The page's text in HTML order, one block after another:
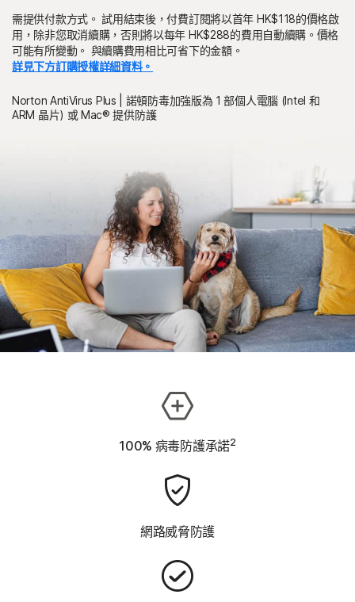
需提供付款方式。 試用結束後，付費訂閱將以首年 HK$118的價格啟
用，除非您取消續購，否則將以每年 HK$288的費用自動續購。價格
可能有所變動。 與續購費用相比可省下的金額。
詳見下方訂購授權詳細資料。
Norton AntiVirus Plus | 諾頓防毒加強版為 1 部個人電腦 (Intel 和
ARM 晶片) 或 Mac® 提供防護
100% 病毒防護承諾2
網路威脅防護